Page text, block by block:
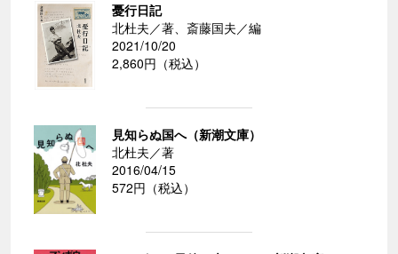
憂行日記
北杜夫／著、斎藤国夫／編
2021/10/20
2,860円（税込）
見知らぬ国へ（新潮文庫）
北杜夫／著
2016/04/15
572円（税込）